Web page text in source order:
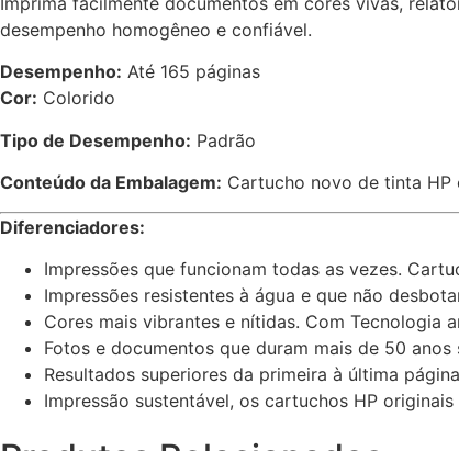
desempenho homogêneo e confiável.
Desempenho: Até 165 páginas
Cor: Colorido
Tipo de Desempenho: Padrão
Conteúdo da Embalagem: Cartucho novo de tinta HP
Diferenciadores:
Impressões que funcionam todas as vezes.
Impressões resistentes à água e que não
Cores mais vibrantes e nítidas. Com Tecnologia
Fotos e documentos que duram mais de 50
Resultados superiores da primeira à última
Impressão sustentável, os cartuchos HP